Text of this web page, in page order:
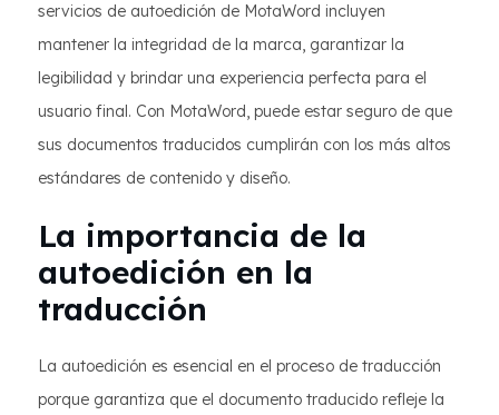
servicios de autoedición de MotaWord incluyen
mantener la integridad de la marca, garantizar la
legibilidad y brindar una experiencia perfecta para el
usuario final. Con MotaWord, puede estar seguro de que
sus documentos traducidos cumplirán con los más altos
estándares de contenido y diseño.
La importancia de la
autoedición en la
traducción
La autoedición es esencial en el proceso de traducción
porque garantiza que el documento traducido refleje la